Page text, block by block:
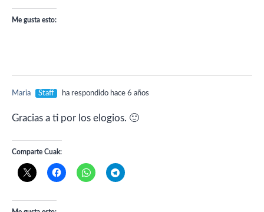
Me gusta esto:
Maria Staff ha respondido hace 6 años
Gracias a ti por los elogios. 🙂
Comparte Cuak: